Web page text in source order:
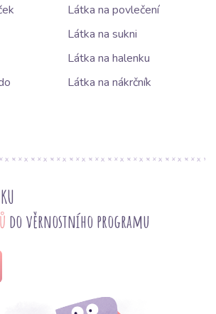
Látka na povlečení
Látka na sukni
Látka na halenku
Látka na nákrčník
do věrnostního programu